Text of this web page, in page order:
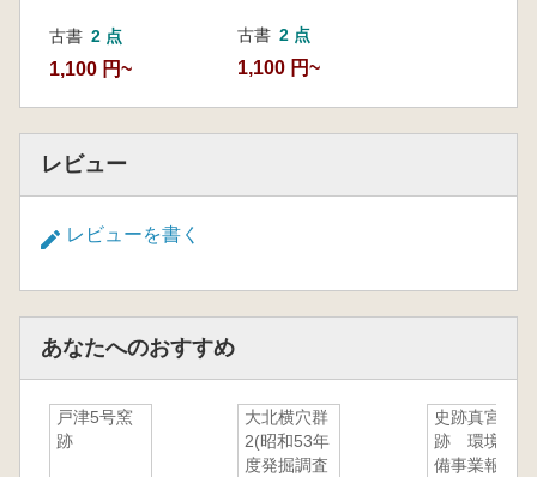
古書 2 点
1,100 円~
古書 2 点
1,100 円~
レビュー
レビューを書く
あなたへのおすすめ
戸津5号窯
跡
大北横穴群
2(昭和53年
度発掘調査
史跡真宮遺
跡 環境整
備事業報告